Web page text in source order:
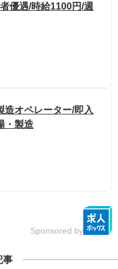
優遇/時給1100円/週
造オペレーター/即入
・製造
Sponsored by
事